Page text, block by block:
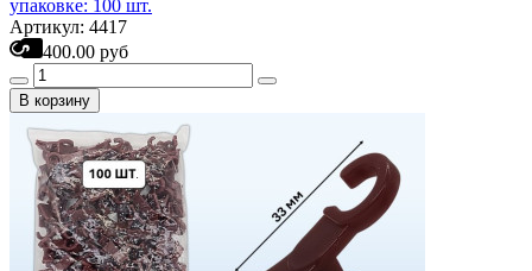
упаковке: 100 шт.
Артикул: 4417
400.00 руб
В корзину